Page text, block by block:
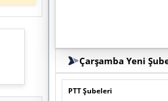
Çarşamba Yeni
PTT Şubeleri